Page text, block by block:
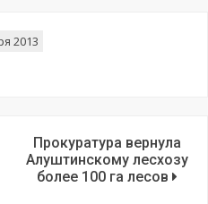
2013
Прокуратура вернула
Алуштинскому лесхозу
более 100 га лесов